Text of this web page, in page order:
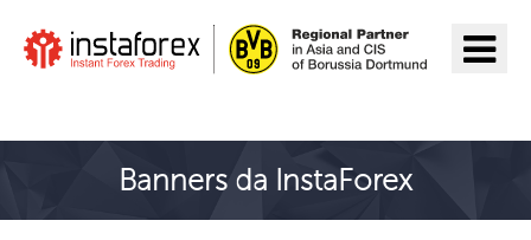
Banners da InstaForex